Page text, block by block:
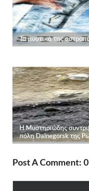
Post A Comment: 0